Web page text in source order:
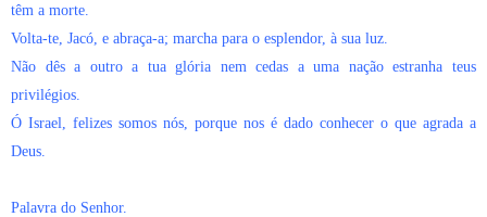
têm a morte.
Volta-te, Jacó, e abraça-a; marcha para o esplendor, à sua luz.
Não dês a outro a tua glória nem cedas a uma nação estranha teus
privilégios.
Ó Israel, felizes somos nós, porque nos é dado conhecer o que agrada a
Deus.
Palavra do Senhor.